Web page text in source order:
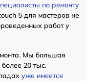
по ремонту
5 для мастеров не
работ у
Мы большая
20 тыс.
уже имеется